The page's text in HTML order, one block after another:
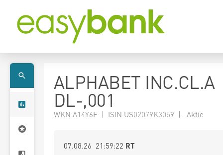
ALPHABET INC.CL.A
DL-,001
WKN A14Y6F | ISIN US02079K3059 | Aktie
07.08.26 21:59:22 RT